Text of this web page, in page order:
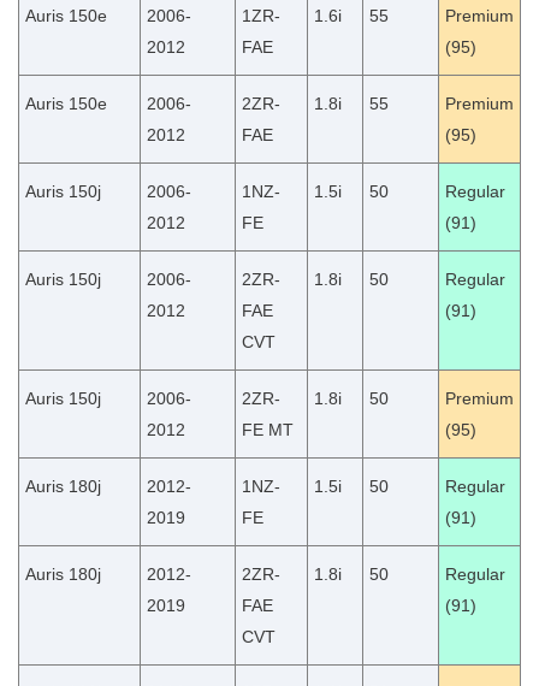
Auris 150e
2006-
2012
1ZR-
FAE
1.6i 55
Premium
(95)
Auris 150e
2006-
2012
2ZR-
FAE
1.8i 55
Premium
(95)
Auris 150j
2006-
2012
1NZ-
FE
1.5i 50
Regular
(91)
Auris 150j
2006-
2012
2ZR-
FAE
CVT
1.8i 50
Regular
(91)
Auris 150j
2006-
2012
2ZR-
FE MT
1.8i 50
Premium
(95)
Auris 180j
2012-
2019
1NZ-
FE
1.5i 50
Regular
(91)
Auris 180j
2012-
2019
2ZR-
FAE
CVT
1.8i 50
Regular
(91)